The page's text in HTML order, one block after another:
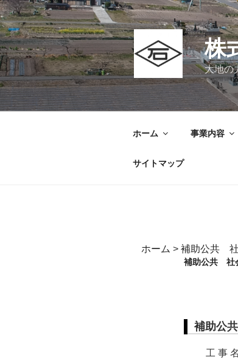
コ
ン
テ
ン
ツ
へ
ス
キ
株
大地の
ホーム 事業内容
サイトマップ
ホーム > 補助公共 社
補助公共 社
補助公
工 事 名